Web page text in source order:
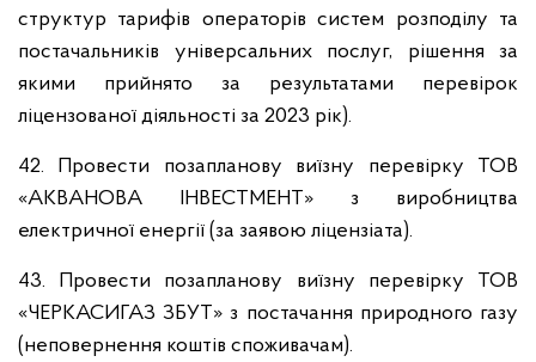
структур тарифів операторів систем розподілу та
постачальників універсальних послуг, рішення за
якими прийнято за результатами перевірок
ліцензованої діяльності за 2023 рік).
42. Провести позапланову виїзну перевірку ТОВ
«АКВАНОВА ІНВЕСТМЕНТ» з виробництва
електричної енергії (за заявою ліцензіата).
43. Провести позапланову виїзну перевірку ТОВ
«ЧЕРКАСИГАЗ ЗБУТ» з постачання природного газу
(неповернення коштів споживачам).